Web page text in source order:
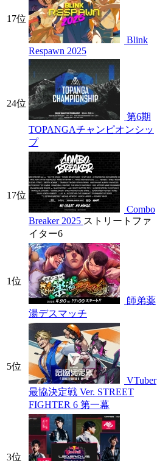
17位
Blink
Respawn 2025
24位
第6期
TOPANGAチャンピオンシッ
プ
17位
Combo
Breaker 2025 ストリートファ
イター6
1位
師弟薬
湯デスマッチ
5位
VTuber
最協決定戦 Ver. STREET
FIGHTER 6 第一幕
3位